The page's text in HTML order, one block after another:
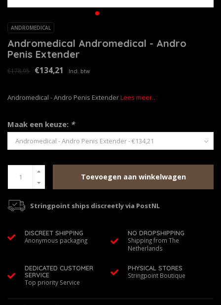
ANDROMEDICAL
Andromedical Andromedical - Andro
Penis Extender
€178,95 €134,21 Incl. btw
Andromedical - Andro Penis ExtenderLees meer..
Maak een keuze: *
Toevoegen aan winkelwagen
Stringpoint ships discreetly via PostNL
DISCREET SHIPPING
Anonymous packaging
NO DROPSHIPPING
Shipping from The
Netherlands
DEDICATED CUSTOMER
SERVICE
Top priority Service
PHYSICAL STORES
Stringpoint Boutique